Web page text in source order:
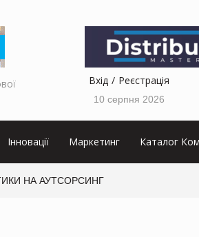
Вхід Реєстрація
10 серпня 2026
Інновації Маркетинг Каталог
НА АУТСОРСИНГ